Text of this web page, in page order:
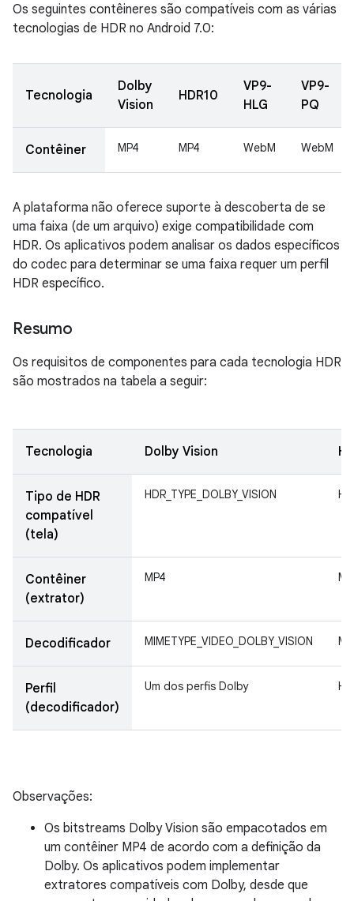
Os seguintes contêineres são compatíveis com as várias
tecnologias de HDR no Android 7.0:
Tecnologia
Dolby
Vision
HDR10
VP9-
HLG
VP9-
PQ
Contêiner MP4 MP4 WebM WebM
A plataforma não oferece suporte à descoberta de se
uma faixa (de um arquivo) exige compatibilidade com
HDR. Os aplicativos podem analisar os dados específicos
do codec para determinar se uma faixa requer um perfil
HDR específico.
Resumo
Os requisitos de componentes para cada tecnologia HDR
são mostrados na tabela a seguir:
Tecnologia Dolby Vision
Tipo de HDR
compatível
(tela)
HDR_TYPE_DOLBY_VISION
Contêiner
(extrator)
MP4
Decodificador MIMETYPE_VIDEO_DOLBY_VISION
Perfil
(decodificador)
Um dos perfis Dolby
Observações:
Os bitstreams Dolby Vision são empacotados em
um contêiner MP4 de acordo com a definição da
Dolby. Os aplicativos podem implementar
extratores compatíveis com Dolby, desde que